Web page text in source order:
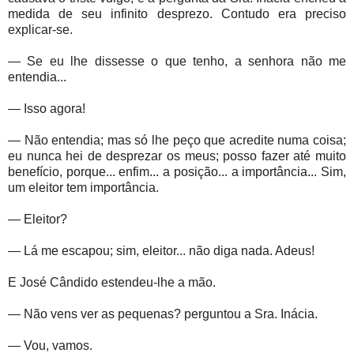
medida de seu infinito desprezo. Contudo era preciso
explicar-se.
— Se eu lhe dissesse o que tenho, a senhora não me
entendia...
— Isso agora!
— Não entendia; mas só lhe peço que acredite numa coisa;
eu nunca hei de desprezar os meus; posso fazer até muito
benefício, porque... enfim... a posição... a importância... Sim,
um eleitor tem importância.
— Eleitor?
— Lá me escapou; sim, eleitor... não diga nada. Adeus!
E José Cândido estendeu-lhe a mão.
— Não vens ver as pequenas? perguntou a Sra. Inácia.
— Vou, vamos.